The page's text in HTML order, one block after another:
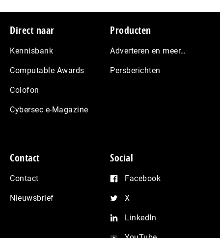
Footer
Direct naar
Kennisbank
Computable Awards
Colofon
Cybersec e-Magazine
Producten
Adverteren en meer…
Persberichten
Contact
Contact
Nieuwsbrief
Social
Facebook
X
LinkedIn